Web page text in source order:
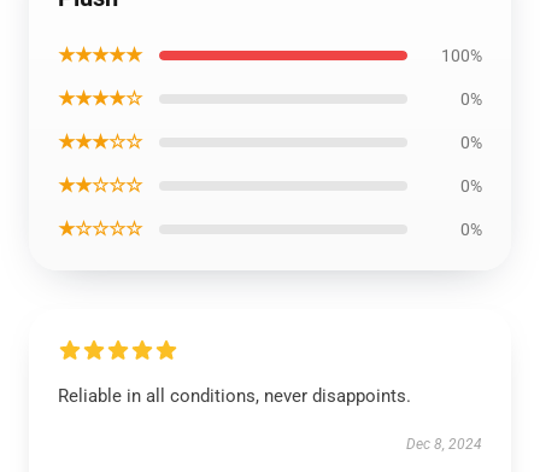
★★★★★ 100%
★★★★☆ 0%
★★★☆☆ 0%
★★☆☆☆ 0%
★☆☆☆☆ 0%
Reliable in all conditions, never disappoints.
Dec 8, 2024